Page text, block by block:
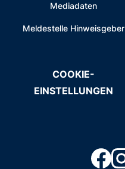
Mediadaten
Meldestelle Hinweisgeber
COOKIE-
EINSTELLUNGEN